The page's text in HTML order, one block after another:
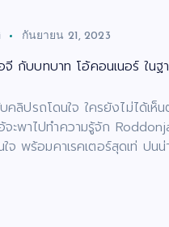
กันยายน 21, 2023
กับบทบาท โอ้คอนเนอร์ ในฐ
คลิปรถโดนใจ ใครยังไม่ได้เห็
ะพาไปทำความรู้จัก
พร้อมคาเรคเตอร์สุดเท่ ปนน่